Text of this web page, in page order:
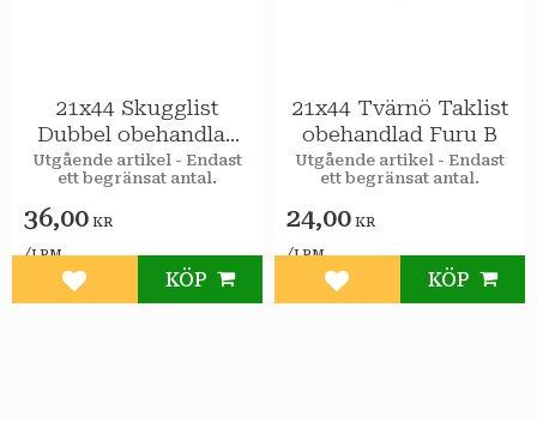
21x44 Skugglist
Dubbel obehandlad
Furu A
Utgående artikel - Endast
ett begränsat antal.
36,00 KR
/LPM
Lägg till i favoriter
KÖP
21x44 Tvärnö Taklist
obehandlad Furu B
Utgående artikel - Endast
ett begränsat antal.
24,00 KR
/LPM
Lägg till i favoriter
KÖP